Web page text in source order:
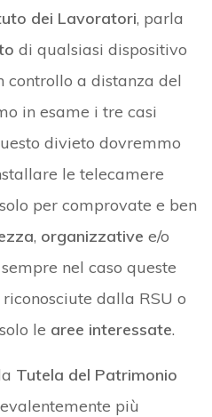
dei Lavoratori, parla
di qualsiasi dispositivo
controllo a distanza del
in esame i tre casi
divieto dovremmo
le telecamere
per comprovate e ben
, organizzative e/o
nel caso queste
dalla RSU o
le aree interessate.
Tutela del Patrimonio
più